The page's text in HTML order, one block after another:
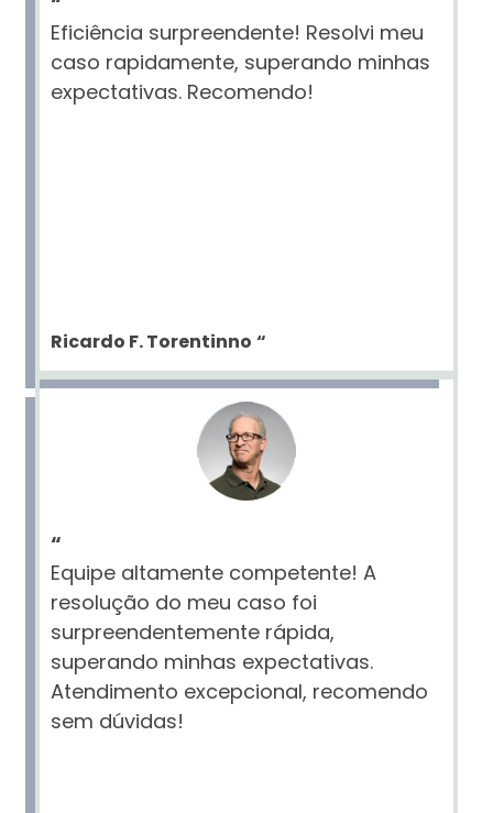
Eficiência surpreendente! Resolvi meu
caso rapidamente, superando minhas
expectativas. Recomendo!
Ricardo F. Torentinno “
“
Equipe altamente competente! A
resolução do meu caso foi
surpreendentemente rápida,
superando minhas expectativas.
Atendimento excepcional, recomendo
sem dúvidas!